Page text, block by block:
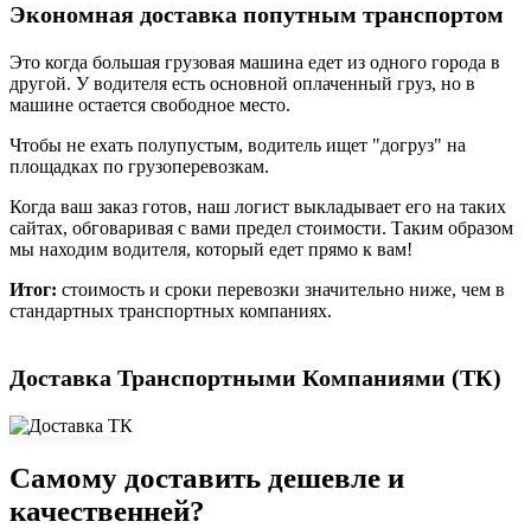
Экономная доставка попутным транспортом
Это когда большая грузовая машина едет из одного города в
другой. У водителя есть основной оплаченный груз, но в
машине остается свободное место.
Чтобы не ехать полупустым, водитель ищет "догруз" на
площадках по грузоперевозкам.
Когда ваш заказ готов, наш логист выкладывает его на таких
сайтах, обговаривая с вами предел стоимости. Таким образом
мы находим водителя, который едет прямо к вам!
Итог: стоимость и сроки перевозки значительно ниже, чем в
стандартных транспортных компаниях.
Доставка Транспортными Компаниями (ТК)
Самому доставить дешевле и
качественней?